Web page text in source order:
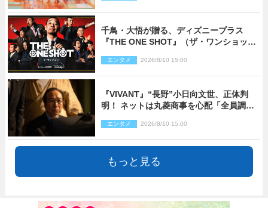
千鳥・大悟が贈る、ディズニープラス
『THE ONE SHOT』（ザ・ワンショッ
を投じる“真の笑い”を見る大会がついに
開幕
エンタメ 2026/8/10 15:00
『VIVANT』“長野”小日向文世、正体判
明！ ネットは丸菱商事を心配「全員調べ
エンタメ 2026/8/10 15:00
もっと見る